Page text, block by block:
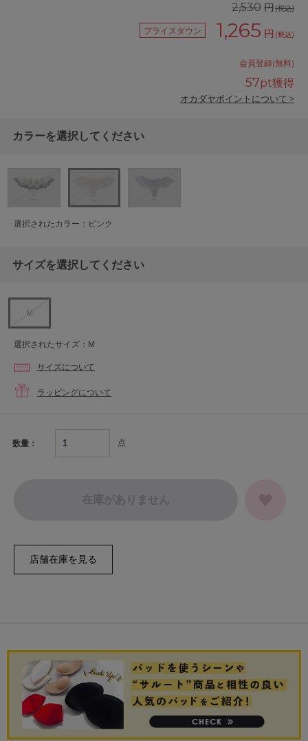
2,530 円(税込)
プライスダウン 1,265 円 (税込)
会員登録(無料)
57pt獲得
オカダヤポイントについて >
カラーを選択してください
選択されたカラー：ピンク
サイズを選択してください
M
選択されたサイズ：M
サイズについて
ラッピングについて
数量： 点
在庫がありません